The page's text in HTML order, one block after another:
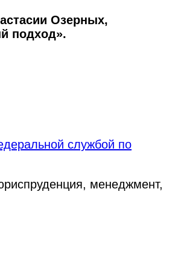
Озерных,
подход».
службой по
менеджмент,